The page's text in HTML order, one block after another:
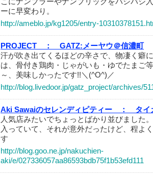
ーに早変わり。
http://ameblo.jp/kg1205/entry-
PROJECT ：
GATZ:メーヤウ＠信濃町
汗が吹き出てくるほどの辛さで、物凄く癖
は、骨付き鶏肉・じゃがいも・ゆでたまご
～、美味しかったです!!＼(^O^)／
http://blog.livedoor.jp/gatz_project/archives/
Aki Sawaiのセレンディピティー ：
タイ
人気店みたいでちょっとばかり並びました
入っていて、それが意外だったけど、程よ
す
http://blog.goo.ne.jp/nakuchien-
aki/e/027336057aa86593bdb75f1b53efd111